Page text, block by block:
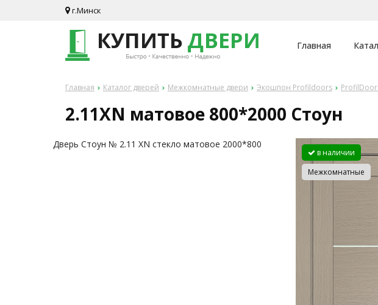
г.Минск
Главная
Главная Каталог дверей Межкомнатные двери Экошпон Profildoors
2.11XN матовое 800*2000 Стоун
Дверь Стоун № 2.11 XN стекло матовое 2000*800
в наличии
Межкомнатные